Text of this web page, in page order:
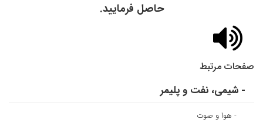
حاصل فرمایید.
صفحات مرتبط
- شیمی‏، نفت و پلیمر
- هوا و صوت